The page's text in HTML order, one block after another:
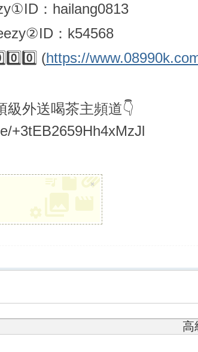
：hailang0813
：k54568
(https://
外送喝茶主頻道👇
+3tEB2659Hh4xMzJl
×
高